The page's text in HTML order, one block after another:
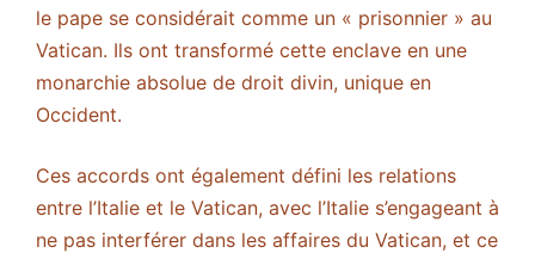
le pape se considérait comme un « prisonnier » au
Vatican. Ils ont transformé cette enclave en une
monarchie absolue de droit divin, unique en
Occident.
Ces accords ont également défini les relations
entre l’Italie et le Vatican, avec l’Italie s’engageant à
ne pas interférer dans les affaires du Vatican, et ce